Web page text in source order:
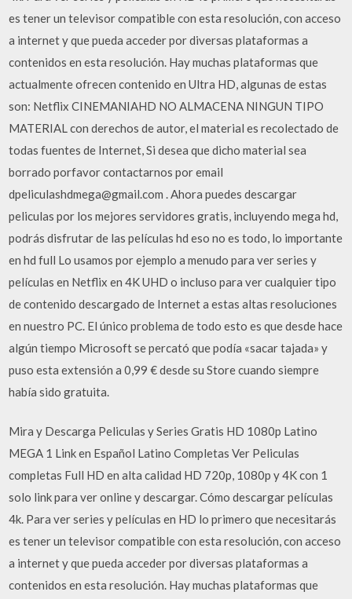
es tener un televisor compatible con esta resolución, con acceso
a internet y que pueda acceder por diversas plataformas a
contenidos en esta resolución. Hay muchas plataformas que
actualmente ofrecen contenido en Ultra HD, algunas de estas
son: Netflix CINEMANIAHD NO ALMACENA NINGUN TIPO
MATERIAL con derechos de autor, el material es recolectado de
todas fuentes de Internet, Si desea que dicho material sea
borrado porfavor contactarnos por email
dpeliculashdmega@gmail.com . Ahora puedes descargar
peliculas por los mejores servidores gratis, incluyendo mega hd,
podrás disfrutar de las películas hd eso no es todo, lo importante
en hd full Lo usamos por ejemplo a menudo para ver series y
películas en Netflix en 4K UHD o incluso para ver cualquier tipo
de contenido descargado de Internet a estas altas resoluciones
en nuestro PC. El único problema de todo esto es que desde hace
algún tiempo Microsoft se percató que podía «sacar tajada» y
puso esta extensión a 0,99 € desde su Store cuando siempre
había sido gratuita.
Mira y Descarga Peliculas y Series Gratis HD 1080p Latino
MEGA 1 Link en Español Latino Completas Ver Peliculas
completas Full HD en alta calidad HD 720p, 1080p y 4K con 1
solo link para ver online y descargar. Cómo descargar películas
4k. Para ver series y películas en HD lo primero que necesitarás
es tener un televisor compatible con esta resolución, con acceso
a internet y que pueda acceder por diversas plataformas a
contenidos en esta resolución. Hay muchas plataformas que